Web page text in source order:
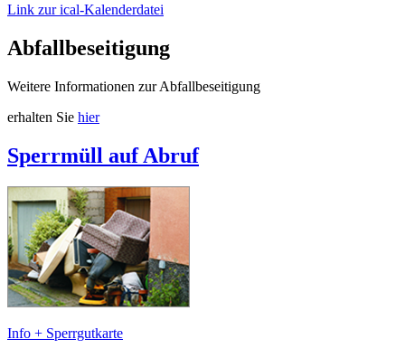
Link zur ical-Kalenderdatei
Abfallbeseitigung
Weitere Informationen zur Abfallbeseitigung
erhalten Sie hier
Sperrmüll auf Abruf
Info + Sperrgutkarte